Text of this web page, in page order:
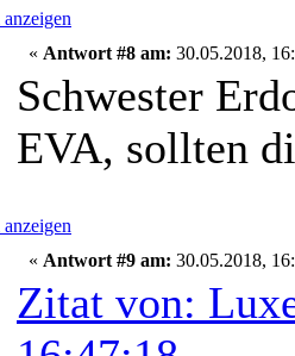
« Antwort #8 am: 30.05.2018,
Schwester
EVA, sollten
« Antwort #9 am: 30.05.2018,
Zitat von: